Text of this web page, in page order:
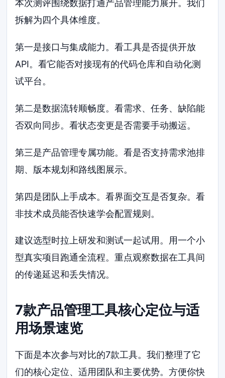
本次测评围绕数据打通产品管理能力展开。我们
拆解为四个具体维度。
第一是接口与集成能力。看工具是否提供开放
API。看它能否对接现有的代码仓库和自动化测
试平台。
第二是数据流转顺畅度。看需求、任务、缺陷能
否双向同步。看状态变更是否需要手动搬运。
第三是产品管理专属功能。看是否支持需求池排
期、版本规划和路线图展示。
第四是团队上手成本。看界面交互是否复杂。看
非技术成员能否快速学会配置规则。
建议选型时拉上研发和测试一起试用。用一个小
型真实项目跑通全流程。重点观察数据在工具间
的传递延迟和丢失情况。
7款产品管理工具核心定位与适
用场景速览
下面是本次参与对比的7款工具。我们整理了它
们的核心定位、适用团队和主要优势。方便你快